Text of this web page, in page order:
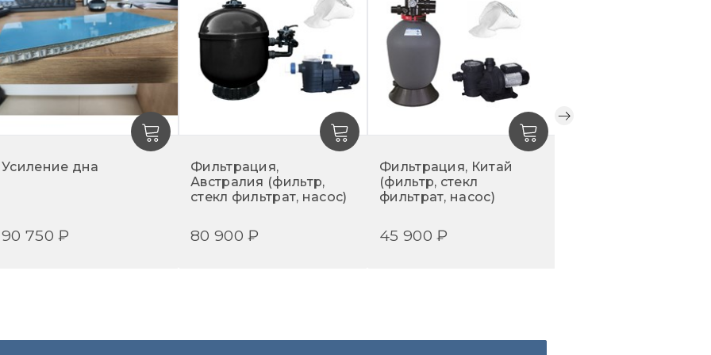
включает 5 популярных базовых оттенков. От цвета чаши во многом
создавать вода и насколько гармонично бассейн будет сочетаться с
дома.
глади помогает белая, голубая или синяя чаша: чем темнее оттенок
цвет воды.
Усиление дна
90 750 ₽
Фильтрация,
Австралия (фильтр,
стекл фильтрат, насос)
80 900 ₽
Фильтрация, Китай
(фильтр, стекл
фильтрат, насос)
45 900 ₽